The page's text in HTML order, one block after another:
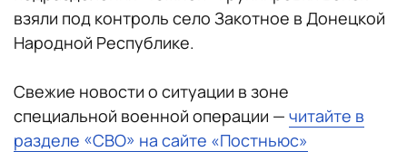
взяли под контроль село Закотное в Донецкой
Народной Республике.
Свежие новости о ситуации в зоне
специальной военной операции — читайте в
разделе «СВО» на сайте «Постньюс»